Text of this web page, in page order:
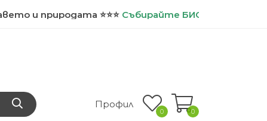
⭐⭐⭐СъбирайтеБИО точки и ползвайте
Профил
0 0